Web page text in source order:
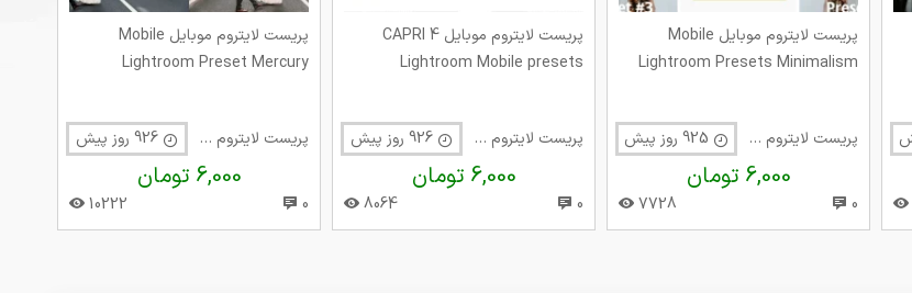
پریست لایتروم موبایل Mobile
Lightroom Presets Minimalism
پریست لایتروم موبایل
6,000 تومان
0
7728
پریست لایتروم موبایل CAPRI 4
Lightroom Mobile presets
پریست لایتروم موبایل 926 روز پیش
6,000 تومان
0
8064
پریست لایتروم موبایل Mobile
Lightroom Preset Mercury
پریست لایتروم موبایل 926 روز پیش
6,000 تومان
0
10222